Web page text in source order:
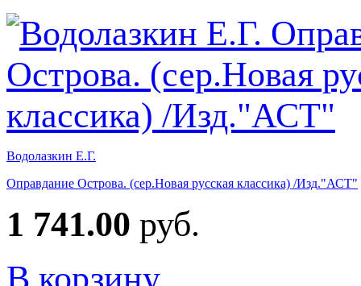
Водолазкин Е.Г.
Оправдание Острова. (сер.Новая русская классика) /Изд."АСТ"
1 741.00 руб.
В корзину